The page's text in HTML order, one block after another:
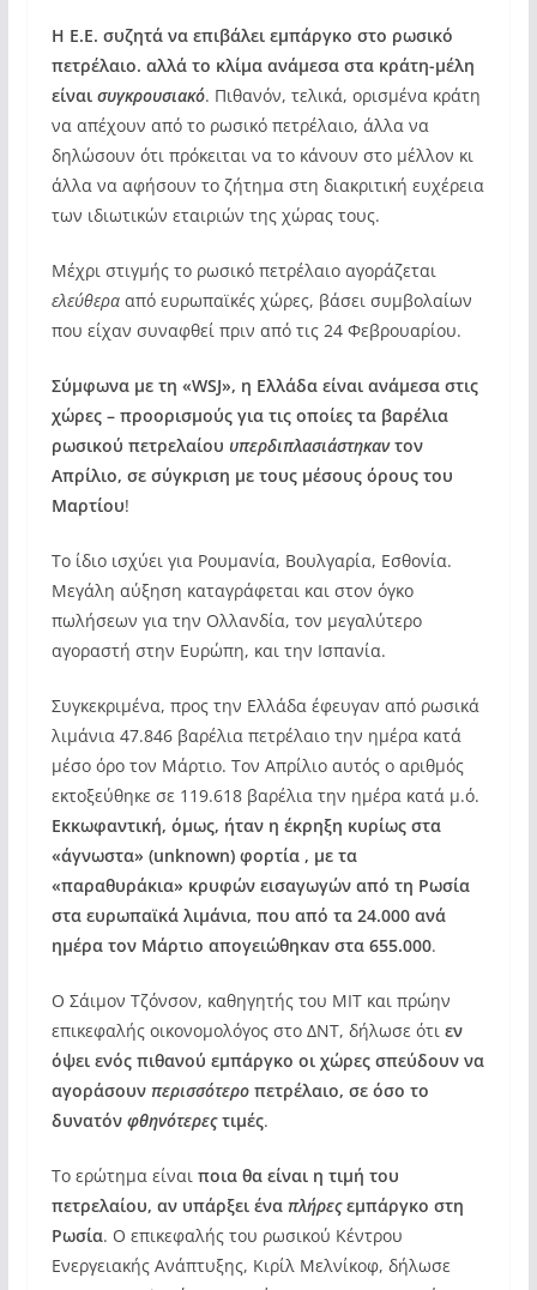
Η Ε.Ε. συζητά να επιβάλει εμπάργκο στο ρωσικό
πετρέλαιο. αλλά το κλίμα ανάμεσα στα κράτη-μέλη
είναι συγκρουσιακό. Πιθανόν, τελικά, ορισμένα κράτη
να απέχουν από το ρωσικό πετρέλαιο, άλλα να
δηλώσουν ότι πρόκειται να το κάνουν στο μέλλον κι
άλλα να αφήσουν το ζήτημα στη διακριτική ευχέρεια
των ιδιωτικών εταιριών της χώρας τους.
Μέχρι στιγμής το ρωσικό πετρέλαιο αγοράζεται
ελεύθερααπό ευρωπαϊκές χώρες, βάσει συμβολαίων
που είχαν συναφθεί πριν από τις 24 Φεβρουαρίου.
Σύμφωνα με τη «WSJ», η Ελλάδα είναι ανάμεσα στις
χώρες – προορισμούς για τις οποίες τα βαρέλια
ρωσικού πετρελαίου υπερδιπλασιάστηκαντον
Απρίλιο, σε σύγκριση με τους μέσους όρους του
Μαρτίου!
Το ίδιο ισχύει για Ρουμανία, Βουλγαρία, Εσθονία.
Μεγάλη αύξηση καταγράφεται και στον όγκο
πωλήσεων για την Ολλανδία, τον μεγαλύτερο
αγοραστή στην Ευρώπη, και την Ισπανία.
Συγκεκριμένα, προς την Ελλάδα έφευγαν από ρωσικά
λιμάνια 47.846 βαρέλια πετρέλαιο την ημέρα κατά
μέσο όρο τον Μάρτιο. Τον Απρίλιο αυτός ο αριθμός
εκτοξεύθηκε σε 119.618 βαρέλια την ημέρα κατά μ.ό.
Εκκωφαντική, όμως, ήταν η έκρηξη κυρίως στα
«άγνωστα» (unknown) φορτία , με τα
«παραθυράκια» κρυφών εισαγωγών από τη Ρωσία
στα ευρωπαϊκά λιμάνια, που από τα 24.000 ανά
ημέρα τον Μάρτιο απογειώθηκαν στα 655.000.
Ο Σάιμον Τζόνσον, καθηγητής του MIT και πρώην
επικεφαλής οικονομολόγος στο ΔΝΤ, δήλωσε ότι εν
όψει ενός πιθανού εμπάργκο οι χώρες σπεύδουν να
αγοράσουν περισσότεροπετρέλαιο, σε όσο το
δυνατόν φθηνότερεςτιμές.
Το ερώτημα είναι ποια θα είναι η τιμή του
πετρελαίου, αν υπάρξει ένα πλήρεςεμπάργκο στη
Ρωσία. Ο επικεφαλής του ρωσικού Κέντρου
Ενεργειακής Ανάπτυξης, Κιρίλ Μελνίκοφ, δήλωσε